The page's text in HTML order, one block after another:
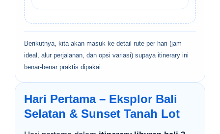
Berikutnya, kita akan masuk ke detail rute per hari (jam
ideal, alur perjalanan, dan opsi variasi) supaya itinerary ini
benar-benar praktis dipakai.
Hari Pertama – Eksplor Bali
Selatan & Sunset Tanah Lot